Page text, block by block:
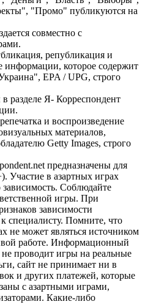
"Промо" публикуются на
совместно с
републикация и
информации, которое содержит
EPA / UPG, строго
разделе Я- Корреспондент
и воспроизведение
материалов,
Getty Images, строго
предназначены для
Участие в азартных играх
Соблюдайте
игры. При
зависимости
специалисту. Помните, что
не может являться источником
работе. Информационный
не проводит игры на реальные
сайт не принимает ни в
и других платежей, которые
с азартными играми,
Какие-либо